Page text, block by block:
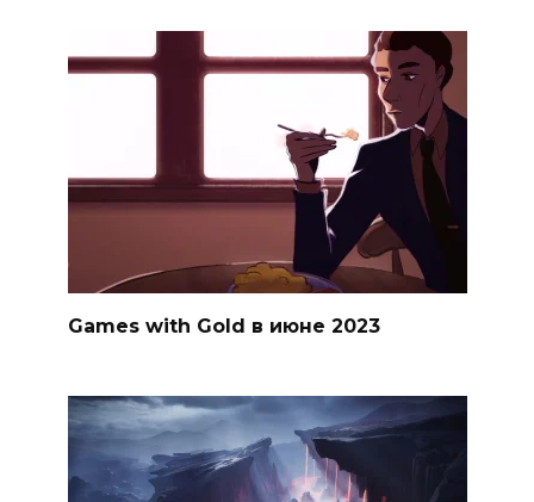
Games with Gold в июне 2023